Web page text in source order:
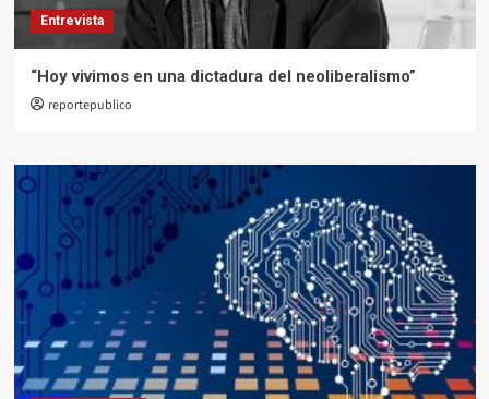
Entrevista
“Hoy vivimos en una dictadura del neoliberalismo”
reportepublico